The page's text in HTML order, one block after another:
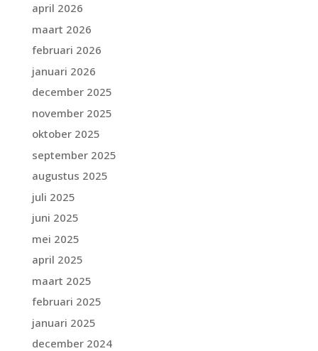
april 2026
maart 2026
februari 2026
januari 2026
december 2025
november 2025
oktober 2025
september 2025
augustus 2025
juli 2025
juni 2025
mei 2025
april 2025
maart 2025
februari 2025
januari 2025
december 2024